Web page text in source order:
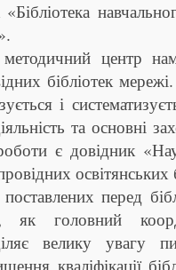
центр
бібліотек
і
та основні
є довідник
перед
головний
велику увагу
кваліфікації